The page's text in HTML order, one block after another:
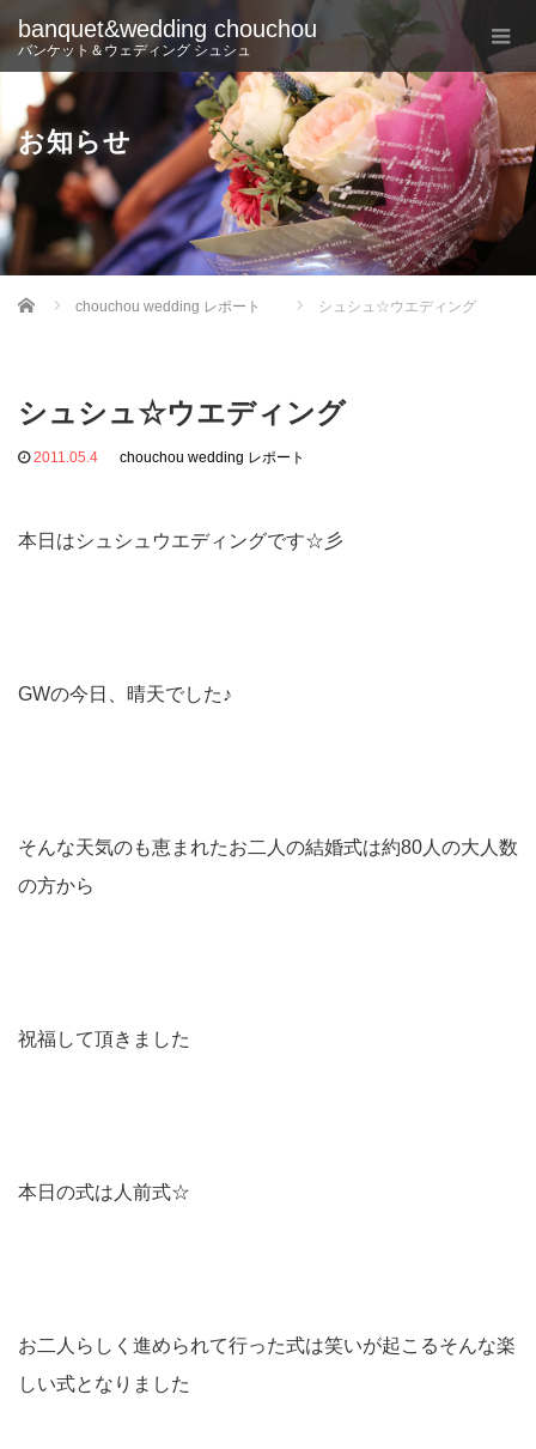
banquet&wedding chouchou
バンケット＆ウェディング シュシュ
お知らせ
Home chouchou wedding レポート シュシュ☆ウエディング
シュシュ☆ウエディング
2011.05.4 chouchou wedding レポート
本日はシュシュウエディングです☆彡
GWの今日、晴天でした♪
そんな天気のも恵まれたお二人の結婚式は約80人の大人数
の方から
祝福して頂きました
本日の式は人前式☆
お二人らしく進められて行った式は笑いが起こるそんな楽
しい式となりました